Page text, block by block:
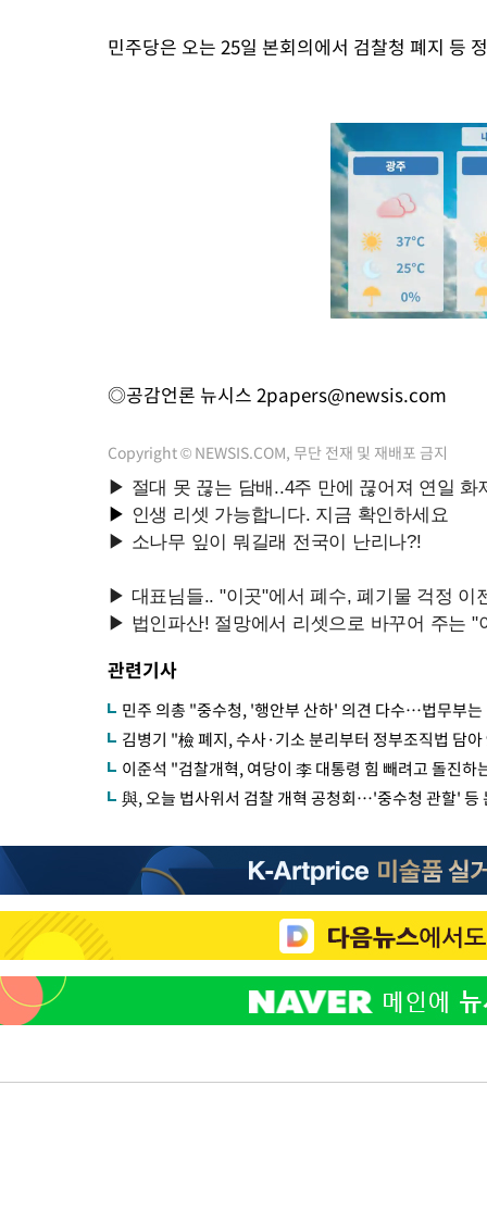
민주당은 오는 25일 본회의에서 검찰청 폐지 등
◎공감언론 뉴시스 2papers@newsis.com
Copyright © NEWSIS.COM, 무단 전재 및 재배포 금지
관련기사
민주 의총 "중수청, '행안부 산하' 의견 다수…법무부
김병기 "檢 폐지, 수사·기소 분리부터 정부조직법 담
이준석 "검찰개혁, 여당이 李 대통령 힘 빼려고 돌진하
與, 오늘 법사위서 검찰 개혁 공청회…'중수청 관할' 등